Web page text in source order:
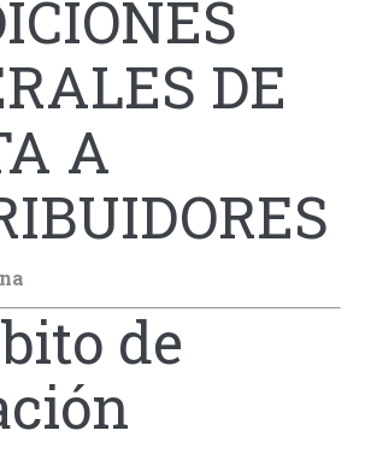
DE
A
de